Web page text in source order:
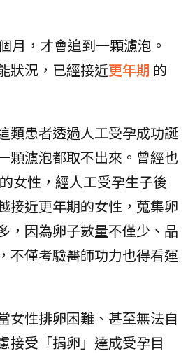
月，才會追到一顆濾泡。
狀況，已經接近更年期 的
類患者透過人工受孕成功誕
顆濾泡都取不出來。曾經也
女性，經人工受孕生子後
接近更年期的女性，蒐集卵
，因為卵子數量不僅少、品
不僅考驗醫師功力也得看運
女性排卵困難、甚至無法自
接受「捐卵」達成受孕目